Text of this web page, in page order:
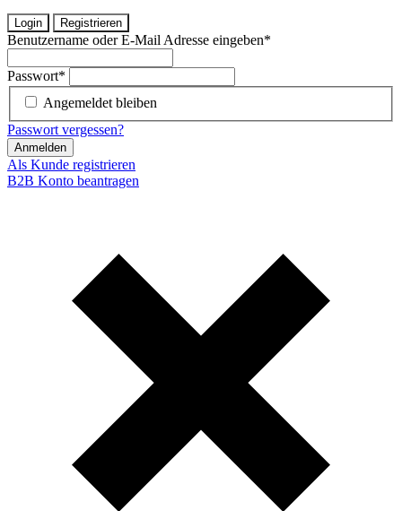
Login Registrieren
Benutzername oder E-Mail Adresse eingeben*
Passwort*
Angemeldet bleiben
Passwort vergessen?
Anmelden
Als Kunde registrieren
B2B Konto beantragen